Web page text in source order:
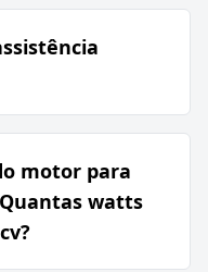
motor para
watts